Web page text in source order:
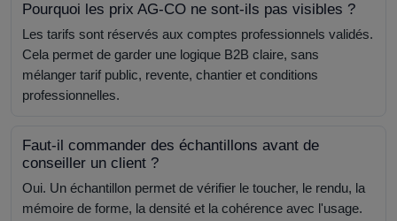
Pourquoi les prix AG-CO ne sont-ils pas visibles ?
Les tarifs sont réservés aux comptes professionnels validés.
Cela permet de garder une logique B2B claire, sans
mélanger tarif public, revente, chantier et conditions
professionnelles.
Faut-il commander des échantillons avant de
conseiller un client ?
Oui. Un échantillon permet de vérifier le toucher, le rendu, la
mémoire de forme, la densité et la cohérence avec l'usage.